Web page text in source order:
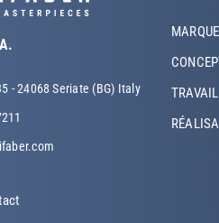
- 24068 Seriate (BG) Italy